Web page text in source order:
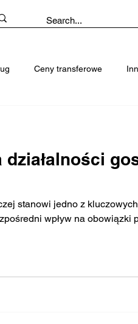
Ceny transferowe
działalności
stanowi jedno z
wpływ na obowiązki